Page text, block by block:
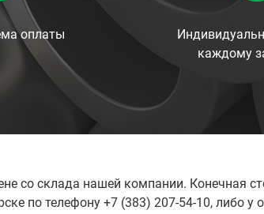
оплаты
каждому
со склада нашей компании. Конечная
по телефону +7 (383) 207-54-10, либо у